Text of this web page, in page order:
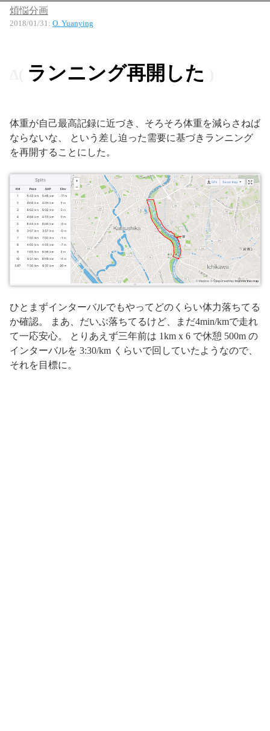
煩悩分画
2018/01/31: O. Yuanying
ランニング再開した
体重が自己最高記録に近づき、そろそろ体重を減らさねば
ならないな、 という差し迫った需要に基づきランニング
を再開することにした。
ひとまずインターバルでもやってどのくらい体力落ちてる
か確認。 まあ、だいぶ落ちてるけど、まだ4min/kmで走れ
て一応安心。 とりあえず三年前は 1km x 6 で休憩 500m の
インターバルを 3:30/km くらいで回していたようなので、
それを目標に。